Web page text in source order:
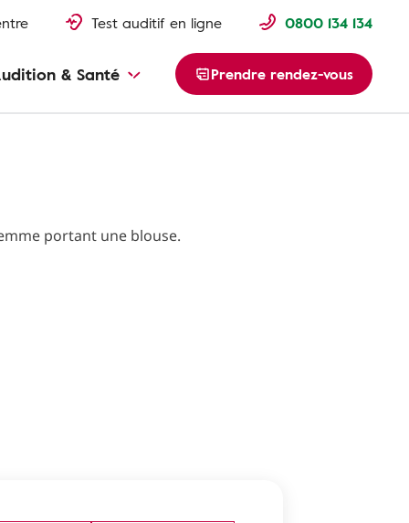
Test auditif en ligne 0800 134 134
& Santé Prendre rendez-vous